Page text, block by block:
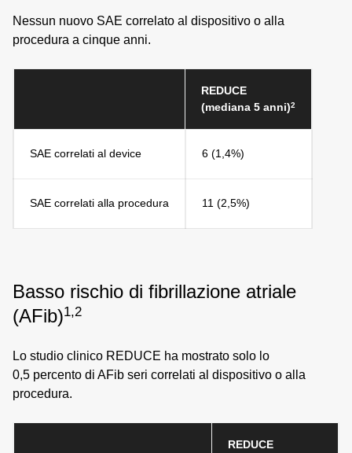
Nessun nuovo SAE correlato al dispositivo o alla
procedura a cinque anni.
REDUCE
(mediana 5 anni)2
SAE correlati al device 6 (1,4%)
SAE correlati alla procedura 11 (2,5%)
Basso rischio di fibrillazione atriale
(AFib)1,2
Lo studio clinico REDUCE ha mostrato solo lo
0,5 percento di AFib seri correlati al dispositivo o alla
procedura.
REDUCE